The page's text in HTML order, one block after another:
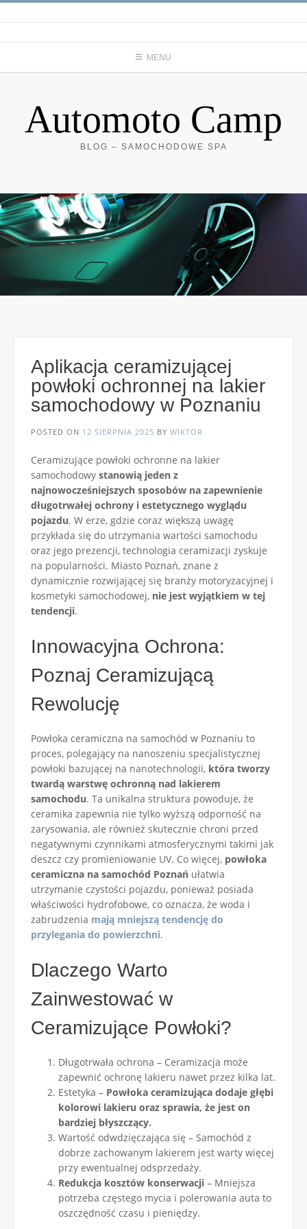
Skip
MENU
Automoto Camp
BLOG – SAMOCHODOWE SPA
Aplikacja ceramizującej
powłoki ochronnej na lakier
samochodowy w Poznaniu
POSTED ON 12 SIERPNIA 2025 BY WIKTOR
Ceramizujące powłoki ochronne na lakier
samochodowy stanowią jeden z
najnowocześniejszych sposobów na zapewnienie
długotrwałej ochrony i estetycznego wyglądu
pojazdu. W erze, gdzie coraz większą uwagę
przykłada się do utrzymania wartości samochodu
oraz jego prezencji, technologia ceramizacji zyskuje
na popularności. Miasto Poznań, znane z
dynamicznie rozwijającej się branży motoryzacyjnej i
kosmetyki samochodowej, nie jest wyjątkiem w tej
tendencji.
Innowacyjna Ochrona:
Poznaj Ceramizującą
Rewolucję
Powłoka ceramiczna na samochód w Poznaniu to
proces, polegający na nanoszeniu specjalistycznej
powłoki bazującej na nanotechnologii, która tworzy
twardą warstwę ochronną nad lakierem
samochodu. Ta unikalna struktura powoduje, że
ceramika zapewnia nie tylko wyższą odporność na
zarysowania, ale również skutecznie chroni przed
negatywnymi czynnikami atmosferycznymi takimi jak
deszcz czy promieniowanie UV. Co więcej, powłoka
ceramiczna na samochód Poznań ułatwia
utrzymanie czystości pojazdu, ponieważ posiada
właściwości hydrofobowe, co oznacza, że woda i
zabrudzenia mają mniejszą tendencję do
przylegania do powierzchni.
Dlaczego Warto
Zainwestować w
Ceramizujące Powłoki?
Długotrwała ochrona – Ceramizacja może
zapewnić ochronę lakieru nawet przez kilka lat.
Estetyka – Powłoka ceramizująca dodaje głębi
kolorowi lakieru oraz sprawia, że jest on
bardziej błyszczący.
Wartość odwdzięczająca się – Samochód z
dobrze zachowanym lakierem jest warty więcej
przy ewentualnej odsprzedaży.
Redukcja kosztów konserwacji – Mniejsza
potrzeba częstego mycia i polerowania auta to
oszczędność czasu i pieniędzy.